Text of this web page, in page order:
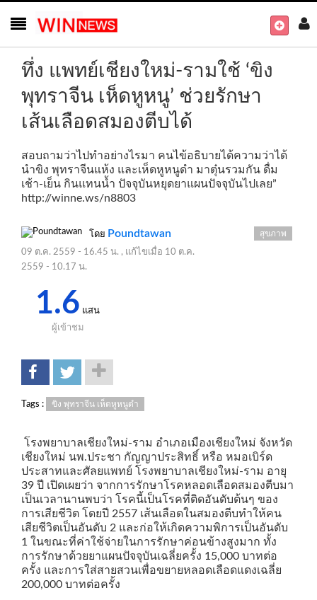
ทึ่ง แพทย์เชียงใหม่-รามใช้ ‘ขิง
พุทราจีน เห็ดหูหนู’ ช่วยรักษา
เส้นเลือดสมองตีบได้
สอบถามว่าไปทำอย่างไรมา คนไข้อธิบายได้ความว่าได้
นำขิง พุทราจีนแห้ง และเห็ดหูหนูดำ มาตุ๋นรวมกัน ดื่ม
เช้า-เย็น กินแทนน้ำ ปัจจุบันหยุดยาแผนปัจจุบันไปเลย”
http://winne.ws/n8803
โดย Poundtawan
09 ต.ค. 2559 - 16.45 น. , แก้ไขเมื่อ 10 ต.ค.
2559 - 10.17 น.
สุขภาพ
1.6 แสน
ผู้เข้าชม
Tags : ขิง พุทราจีน เห็ดหูหนูดำ
โรงพยาบาลเชียงใหม่-ราม อำเภอเมืองเชียงใหม่ จังหวัด
เชียงใหม่ นพ.ประชา กัญญาประสิทธิ์ หรือ หมอเบิร์ด
ประสาทและศัลยแพทย์ โรงพยาบาลเชียงใหม่-ราม อายุ
39 ปี เปิดเผยว่า จากการรักษาโรคหลอดเลือดสมองตีบมา
เป็นเวลานานพบว่า โรคนี้เป็นโรคที่ติดอันดับต้นๆ ของ
การเสียชีวิต โดยปี 2557 เส้นเลือดในสมองตีบทำให้คน
เสียชีวิตเป็นอันดับ 2 และก่อให้เกิดความพิการเป็นอันดับ
1 ในขณะที่ค่าใช้จ่ายในการรักษาค่อนข้างสูงมาก ทั้ง
การรักษาด้วยยาแผนปัจจุบันเฉลี่ยครั้ง 15,000 บาทต่อ
ครั้ง และการใส่สายสวนเพื่อขยายหลอดเลือดแดงเฉลี่ย
200,000 บาทต่อครั้ง